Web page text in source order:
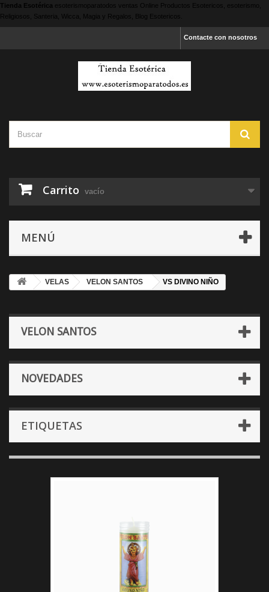
Tienda Esotérica esoterismoparatodos ventas Online Productos Esotericos, esoterismo,
Religiosos, Santeria, Wicca, Magia y Regalos, Blog Esotericos.
Contacte con nosotros
Carrito vacío
MENÚ
VELAS VELON SANTOS VS DIVINO NIÑO
VELON SANTOS
NOVEDADES
ETIQUETAS